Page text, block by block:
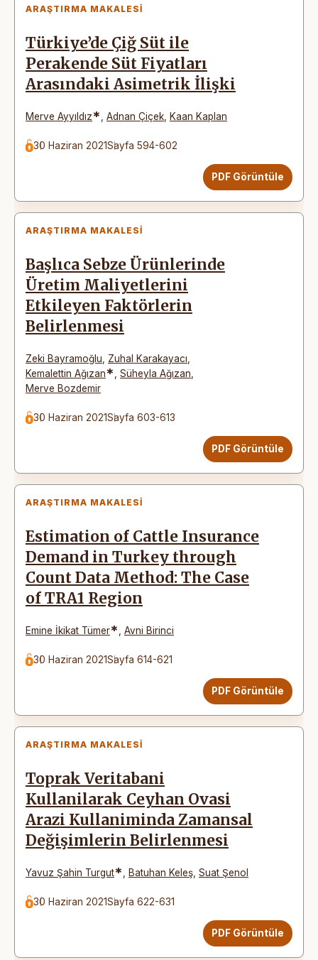
ARAŞTIRMA MAKALESI
Türkiye’de Çiğ Süt ile
Perakende Süt Fiyatları
Arasındaki Asimetrik İlişki
Merve Ayyıldız* Adnan Çiçek Kaan Kaplan
30 Haziran 2021Sayfa 594-602
PDF Görüntüle
ARAŞTIRMA MAKALESI
Başlıca Sebze Ürünlerinde
Üretim Maliyetlerini
Etkileyen Faktörlerin
Belirlenmesi
Zeki Bayramoğlu Zuhal Karakayacı
Kemalettin Ağızan* Süheyla Ağızan
Merve Bozdemir
30 Haziran 2021Sayfa 603-613
PDF Görüntüle
ARAŞTIRMA MAKALESI
Estimation of Cattle Insurance
Demand in Turkey through
Count Data Method: The Case
of TRA1 Region
Emine İkikat Tümer* Avni Birinci
30 Haziran 2021Sayfa 614-621
PDF Görüntüle
ARAŞTIRMA MAKALESI
Toprak Veritabani
Kullanilarak Ceyhan Ovasi
Arazi Kullaniminda Zamansal
Değişimlerin Belirlenmesi
Yavuz Şahin Turgut* Batuhan Keleş Suat Şenol
30 Haziran 2021Sayfa 622-631
PDF Görüntüle